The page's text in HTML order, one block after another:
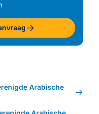
Arabische